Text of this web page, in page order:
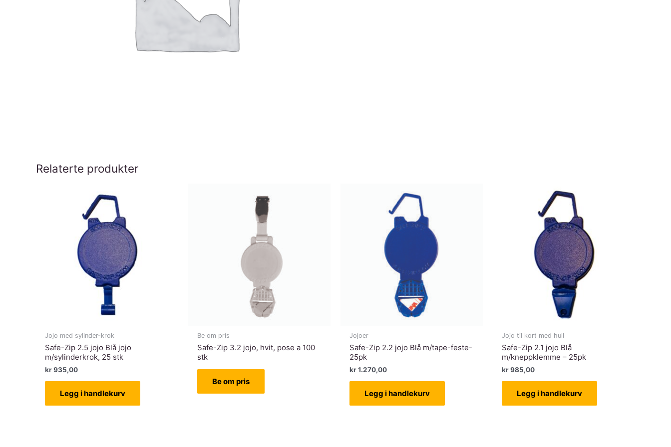
Relaterte produkter
Jojo med sylinder-krok
Safe-Zip 2.5 jojo Blå jojo
m/sylinderkrok, 25 stk
kr935,00
Legg i handlekurv
Be om pris
Safe-Zip 3.2 jojo, hvit, pose a 100
stk
Be om pris
Jojoer
Safe-Zip 2.2 jojo Blå m/tape-feste-
25pk
kr1.270,00
Legg i handlekurv
Jojo til kort med hull
Safe-Zip 2.1 jojo Blå
m/kneppklemme – 25pk
kr985,00
Legg i handlekurv